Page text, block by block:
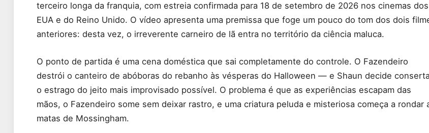
terceiro longa da franquia, com estreia confirmada para 18 de setembro de 2026 nos cinemas dos
EUA e do Reino Unido. O vídeo apresenta uma premissa que foge um pouco do tom dos dois
anteriores: desta vez, o irreverente carneiro de lã entra no território da ciência maluca.
O ponto de partida é uma cena doméstica que sai completamente do controle. O Fazendeiro
destrói o canteiro de abóboras do rebanho às vésperas do Halloween — e Shaun decide
o estrago do jeito mais improvisado possível. O problema é que as experiências escapam das
mãos, o Fazendeiro some sem deixar rastro, e uma criatura peluda e misteriosa começa a rondar
matas de Mossingham.